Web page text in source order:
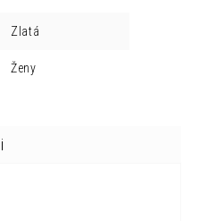
Zlatá
Ženy